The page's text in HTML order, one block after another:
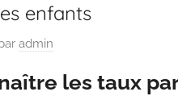
enfants
admin
les taux